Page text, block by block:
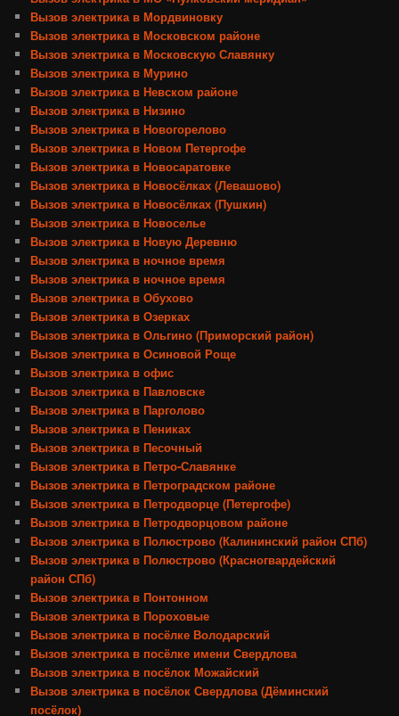
Вызов электрика в Мордвиновку
Вызов электрика в Московском районе
Вызов электрика в Московскую Славянку
Вызов электрика в Мурино
Вызов электрика в Невском районе
Вызов электрика в Низино
Вызов электрика в Новогорелово
Вызов электрика в Новом Петергофе
Вызов электрика в Новосаратовке
Вызов электрика в Новосёлках (Левашово)
Вызов электрика в Новосёлках (Пушкин)
Вызов электрика в Новоселье
Вызов электрика в Новую Деревню
Вызов электрика в ночное время
Вызов электрика в ночное время
Вызов электрика в Обухово
Вызов электрика в Озерках
Вызов электрика в Ольгино (Приморский район)
Вызов электрика в Осиновой Роще
Вызов электрика в офис
Вызов электрика в Павловске
Вызов электрика в Парголово
Вызов электрика в Пениках
Вызов электрика в Песочный
Вызов электрика в Петро-Славянке
Вызов электрика в Петроградском районе
Вызов электрика в Петродворце (Петергофе)
Вызов электрика в Петродворцовом районе
Вызов электрика в Полюстрово (Калининский район СПб)
Вызов электрика в Полюстрово (Красногвардейский
район СПб)
Вызов электрика в Понтонном
Вызов электрика в Пороховые
Вызов электрика в посёлке Володарский
Вызов электрика в посёлке имени Свердлова
Вызов электрика в посёлок Можайский
Вызов электрика в посёлок Свердлова (Дёминский
посёлок)